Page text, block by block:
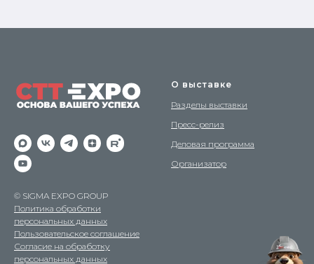
© SIGMA EXPO GROUP
Политика обработки
персональных данных
Пользовательское соглашение
Согласие на обработку
персональных данных
О выставке
Разделы выставки
Пресс-релиз
Деловая программа
Организатор